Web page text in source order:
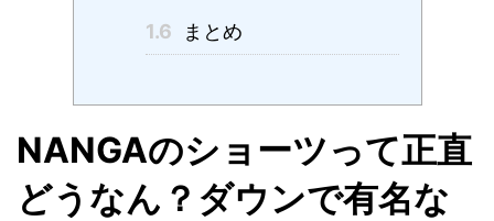
1.6 まとめ
NANGAのショーツって正直
どうなん？ダウンで有名な